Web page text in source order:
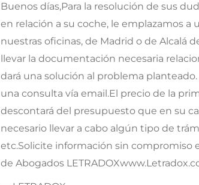
Buenos días,Para la resolución de sus
en relación a su coche, le emplazamos a
nuestras oficinas, de Madrid o de Alcalá
llevar la documentación necesaria
dará una solución al problema
una consulta vía email.El precio de la
descontará del presupuesto que en su
necesario llevar a cabo algún tipo de
etc.Solicite información sin compromiso
de Abogados